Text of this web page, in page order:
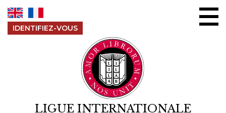
IDENTIFIEZ-VOUS
LIGUE INTERNATIONALE